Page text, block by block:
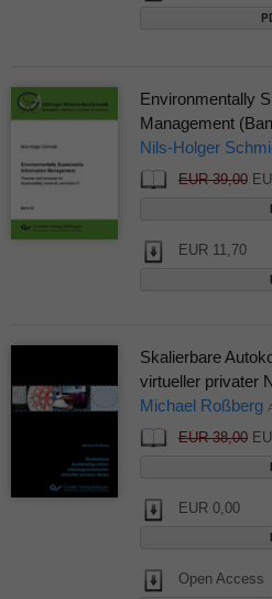
Environmentally
Management
Nils-Holger
EUR 39,00
EUR 11,70
Skalierbare
virtueller privater
Michael Roßberg
EUR 38,00
EUR 0,00
Open Access